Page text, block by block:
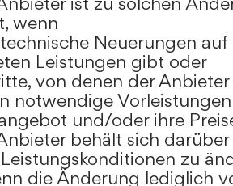
wenn
Neuerungen
Leistungen gibt oder
von denen der Anbieter
notwendige
und/oder ihre
behält sich darüber
zu
die Änderung lediglich